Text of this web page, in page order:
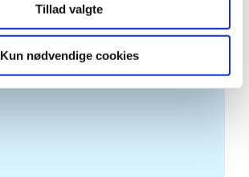
Tillad valgte
Kun nødvendige cookies